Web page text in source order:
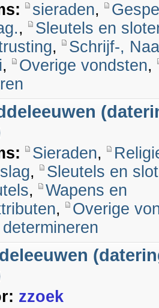
sieraden,
,
Sleutels en
,
Schrijf-,
, Overige vondsten,
Sieraden,
,
Sleutels en
,
Wapens en
,
Overige
zzoek